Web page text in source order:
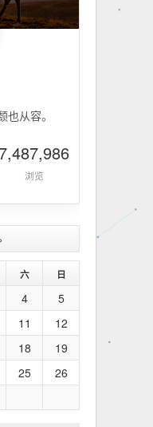
从容。
7,487,986
浏览
六 日
4
5
11
12
18
19
25
26